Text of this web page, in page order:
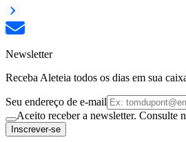
Newsletter
Receba Aleteia todos os dias em sua
Seu endereço de e-mail
Aceito receber a newsletter. Consulte
Inscrever-se